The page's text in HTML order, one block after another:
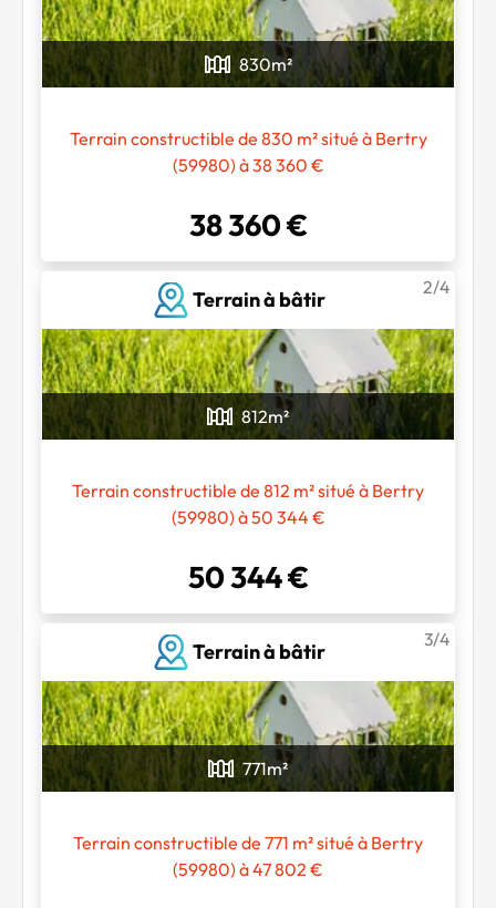
Chargement...
830m²
Terrain constructible de 830 m² situé à Bertry
(59980) à 38 360 €
38 360 €
Terrain à bâtir
2/4
812m²
Terrain constructible de 812 m² situé à Bertry
(59980) à 50 344 €
50 344 €
Terrain à bâtir
3/4
771m²
Terrain constructible de 771 m² situé à Bertry
(59980) à 47 802 €